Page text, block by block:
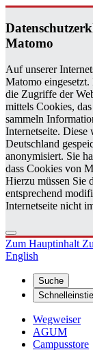
Ma­to­mo
Auf unserer
Matomo
die Zugriffe der
mittels Cookies,
sammeln
Internetseite.
Deutschland
anonymisiert. Sie
dass Cookies von
Hierzu müssen Sie
entsprechend
Internetseite nicht
Zum Hauptinhalt
English
Suche
Wegweiser
AGUM
Campusstore